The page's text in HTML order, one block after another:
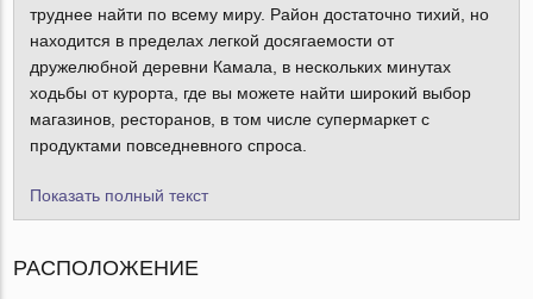
труднее найти по всему миру. Район достаточно тихий, но
находится в пределах легкой досягаемости от
дружелюбной деревни Камала, в нескольких минутах
ходьбы от курорта, где вы можете найти широкий выбор
магазинов, ресторанов, в том числе супермаркет с
продуктами повседневного спроса.
Показать полный текст
РАСПОЛОЖЕНИЕ